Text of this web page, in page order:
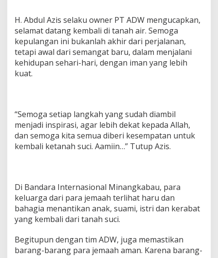
H. Abdul Azis selaku owner PT ADW mengucapkan,
selamat datang kembali di tanah air. Semoga
kepulangan ini bukanlah akhir dari perjalanan,
tetapi awal dari semangat baru, dalam menjalani
kehidupan sehari-hari, dengan iman yang lebih
kuat.
“Semoga setiap langkah yang sudah diambil
menjadi inspirasi, agar lebih dekat kepada Allah,
dan semoga kita semua diberi kesempatan untuk
kembali ketanah suci. Aamiin…” Tutup Azis.
Di Bandara Internasional Minangkabau, para
keluarga dari para jemaah terlihat haru dan
bahagia menantikan anak, suami, istri dan kerabat
yang kembali dari tanah suci.
Begitupun dengan tim ADW, juga memastikan
barang-barang para jemaah aman. Karena barang-